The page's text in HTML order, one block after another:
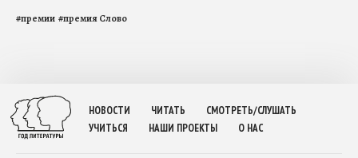
#премии #премия Слово
НОВОСТИ ЧИТАТЬ
СМОТРЕТЬ/СЛУШАТЬ
УЧИТЬСЯ
НАШИ ПРОЕКТЫ О НАС